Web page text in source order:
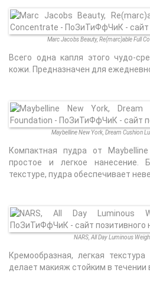
Marc Jacobs Beauty, Re(marc)able Full
Всего одна капля этого чудо-
кожи. Предназначен для
Maybelline New York, Dream Cushion
Компактная пудра от
простое и легкое нанесение.
текстуре, пудра обеспечивает
NARS, All Day Luminous
Кремообразная, легкая
делает макияж стойким в течении